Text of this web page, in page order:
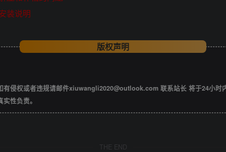
装说明
版权声明
侵权或者违规请邮件xiuwangli2020@outlook.com 联系站长 将于24小时
性负责。
THE END